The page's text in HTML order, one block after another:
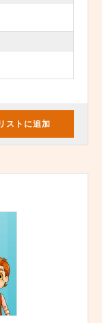
スト に追加